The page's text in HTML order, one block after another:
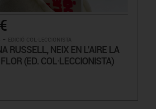
-
RUSSELL, NEIX EN L’AIRE LA
(ED. COL·LECCIONISTA)